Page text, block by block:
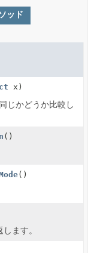
ッド
x)
じかどうか比較し
()
()
ます。